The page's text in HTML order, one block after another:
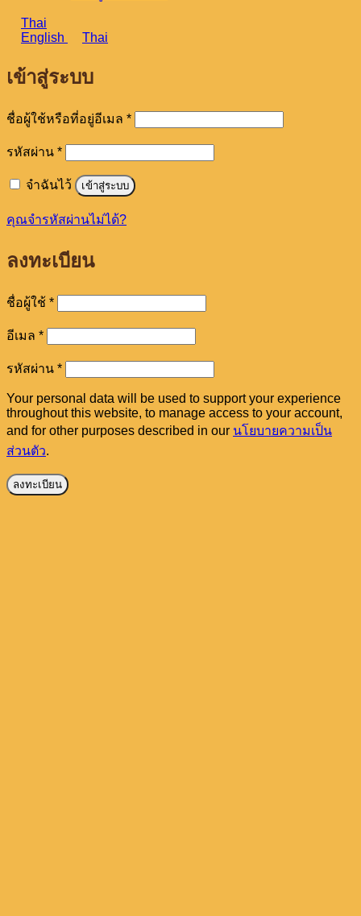
Thai
English
Thai
เข้าสู่ระบบ
ชื่อผู้ใช้หรือที่อยู่อีเมล *ต้องการ
รหัสผ่าน *ต้องการ
จำฉันไว้ เข้าสู่ระบบ
คุณจำรหัสผ่านไม่ได้?
ลงทะเบียน
ชื่อผู้ใช้ *ต้องการ
อีเมล *ต้องการ
รหัสผ่าน *ต้องการ
Your personal data will be used to support your experience
throughout this website, to manage access to your account,
and for other purposes described in our นโยบายความเป็น
ส่วนตัว.
ลงทะเบียน